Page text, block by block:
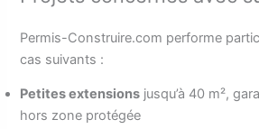
Permis-Construire.com performe
cas suivants :
Petites extensions jusqu’à 40 m²,
hors zone protégée